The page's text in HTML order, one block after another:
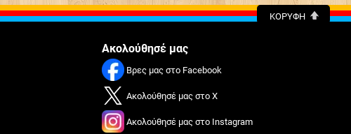
ΚΟΡΥΦΉ
Ακολούθησέ μας
Βρες μας στο Facebook
Ακολούθησέ μας στο X
Ακολούθησέ μας στο Instagram